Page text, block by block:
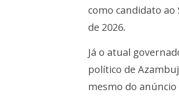
como candidato ao
de 2026.
Já o atual
político de
mesmo do